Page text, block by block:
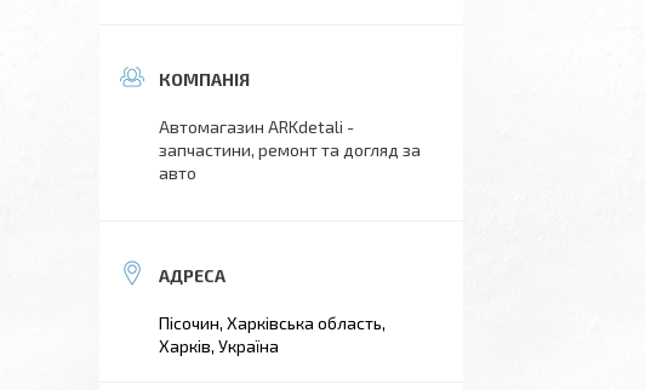
Автомагазин ARKdetali -
запчастини, ремонт та догляд за
авто
Пісочин, Харківська область,
Харків, Україна